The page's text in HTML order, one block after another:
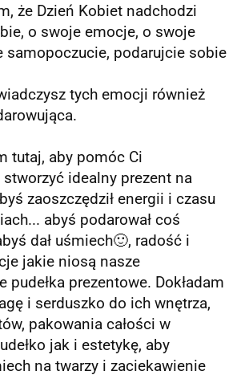
że Dzień Kobiet nadchodzi
o swoje emocje, o swoje
samopoczucie, podarujcie sobie
tych emocji również
tutaj, aby pomóc Ci
idealny prezent na
zaoszczędził energii i czasu
abyś podarował coś
dał uśmiech🙂, radość i
jakie niosą nasze
pudełka prezentowe. Dokładam
i serduszko do ich wnętrza,
pakowania całości w
jak i estetykę, aby
na twarzy i zaciekawienie